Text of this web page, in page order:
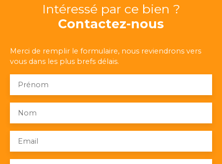
Intéressé par ce bien ?
Contactez-nous
Merci de remplir le formulaire, nous reviendrons vers
vous dans les plus brefs délais.
Prénom
Nom
Email